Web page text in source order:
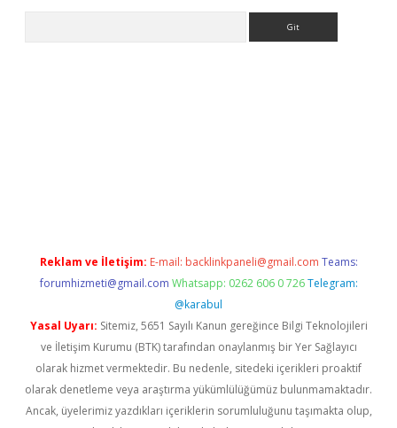
Reklam ve İletişim: E-mail: backlinkpaneli@gmail.com Teams:
forumhizmeti@gmail.com Whatsapp: 0262 606 0 726 Telegram:
@karabul
Yasal Uyarı: Sitemiz, 5651 Sayılı Kanun gereğince Bilgi Teknolojileri
ve İletişim Kurumu (BTK) tarafından onaylanmış bir Yer Sağlayıcı
olarak hizmet vermektedir. Bu nedenle, sitedeki içerikleri proaktif
olarak denetleme veya araştırma yükümlülüğümüz bulunmamaktadır.
Ancak, üyelerimiz yazdıkları içeriklerin sorumluluğunu taşımakta olup,